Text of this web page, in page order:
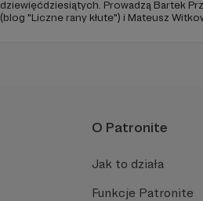
dziewięćdziesiątych. Prowadzą Bartek
(blog "Liczne rany kłute") i Mateusz
O Patronite
Jak to działa
Funkcje Patronite